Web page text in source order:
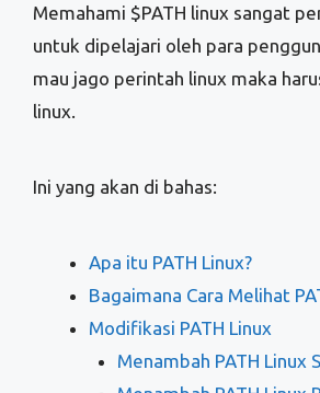
Memahami $PATH linux sangat
untuk dipelajari oleh para
mau jago perintah linux maka
linux.
Ini yang akan di bahas:
Apa itu PATH Linux?
Bagaimana Cara Melihat
Modifikasi PATH Linux
Menambah PATH Linux